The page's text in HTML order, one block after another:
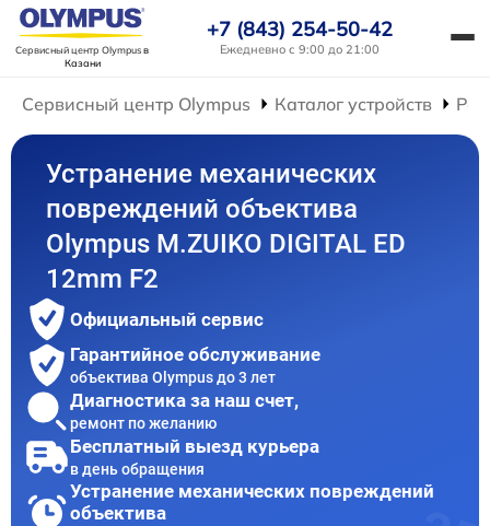
Сервисный центр Olympusв
Казани
+7 (843) 254-50-42
Ежедневно с 9:00 до 21:00
Сервисный центр Olympus Каталог устройств
Устранение механических
повреждений объектива
Olympus M.ZUIKO DIGITAL ED
12mm F2
Официальный сервис
Гарантийное обслуживание
объектива Olympus до 3 лет
Диагностика за наш счет,
ремонт по желанию
Бесплатный выезд курьера
в день обращения
Устранение механических повреждений
объектива